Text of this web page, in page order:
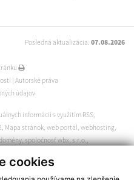
cookies
Posledná aktualizácia: 07.08.2026
| Autorské práva
údajov
informácií s využitím RSS,
Mapa stránok, web portál webhosting
,spoločnosť wbx, s.r.o.,
webex.sk